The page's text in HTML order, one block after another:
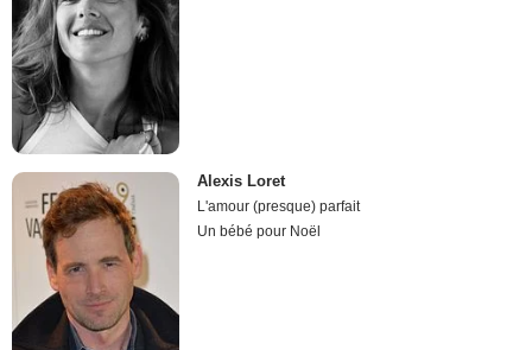
Alexis Loret
L'amour (presque) parfait
Un bébé pour Noël